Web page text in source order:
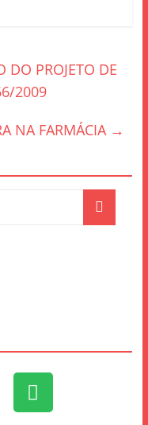
DO PROJETO DE
2009
NA FARMÁCIA →